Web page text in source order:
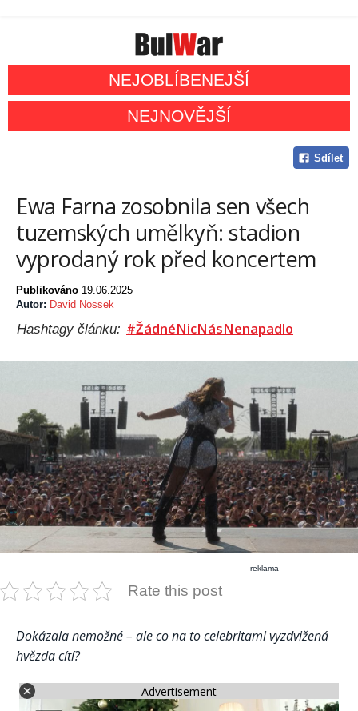
NEJOBLÍBENEJŠÍ
NEJNOVĚJŠÍ
Sdílet
Ewa Farna zosobnila sen všech
tuzemských umělkyň: stadion
vyprodaný rok před koncertem
Publikováno 19.06.2025
Autor: David Nossek
Hashtagy článku: #ŽádnéNicNásNenapadlo
reklama
Rate this post
Dokázala nemožné – ale co na to celebritami vyzdvižená
hvězda cítí?
Advertisement